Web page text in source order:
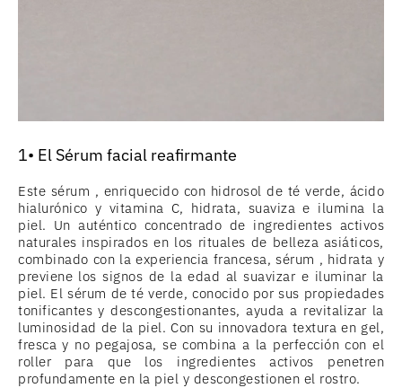
1• El Sérum facial reafirmante
Este sérum , enriquecido con hidrosol de té verde, ácido
hialurónico y vitamina C, hidrata, suaviza e ilumina la
piel. Un auténtico concentrado de ingredientes activos
naturales inspirados en los rituales de belleza asiáticos,
combinado con la experiencia francesa, sérum , hidrata y
previene los signos de la edad al suavizar e iluminar la
piel. El sérum de té verde, conocido por sus propiedades
tonificantes y descongestionantes, ayuda a revitalizar la
luminosidad de la piel. Con su innovadora textura en gel,
fresca y no pegajosa, se combina a la perfección con el
roller para que los ingredientes activos penetren
profundamente en la piel y descongestionen el rostro.